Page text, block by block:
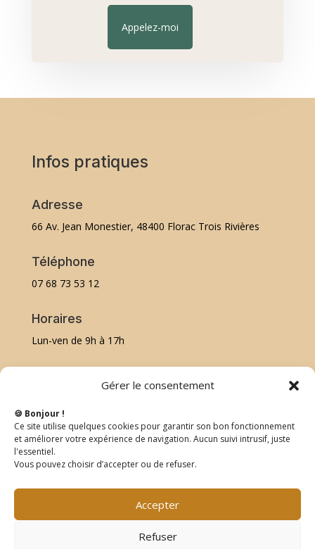
Gérer le consentement
🍪 Bonjour !
Ce site utilise quelques cookies pour garantir son bon fonctionnement
et améliorer votre expérience de navigation. Aucun suivi intrusif, juste
l'essentiel.
Vous pouvez choisir d’accepter ou de refuser.
Accepter
Refuser
Appelez-moi
Infos pratiques
Adresse
66 Av. Jean Monestier, 48400 Florac Trois Rivières
Téléphone
07 68 73 53 12
Horaires
Lun-ven de 9h à 17h
Plan du site
Accueil
Mes soins
À propos
Mentions légales
Politique de confidentialité